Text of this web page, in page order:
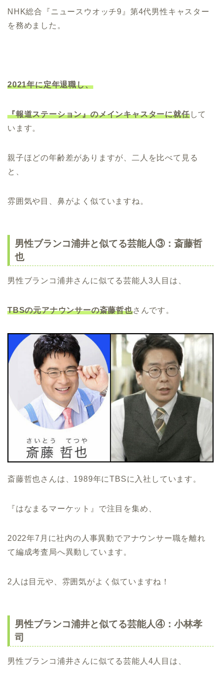
NHK総合『ニュースウオッチ9』第4代男性キャスター
を務めました。
2021年に定年退職し、
『報道ステーション』のメインキャスターに就任して
います。
親子ほどの年齢差がありますが、二人を比べて見る
と、
雰囲気や目、鼻がよく似ていますね。
男性ブランコ浦井と似てる芸能人③：斎藤哲
也
男性ブランコ浦井さんに似てる芸能人3人目は、
TBSの元アナウンサーの斎藤哲也さんです。
斎藤哲也さんは、1989年にTBSに入社しています。
『はなまるマーケット』で注目を集め、
2022年7月に社内の人事異動でアナウンサー職を離れ
て編成考査局へ異動しています。
2人は目元や、雰囲気がよく似ていますね！
男性ブランコ浦井と似てる芸能人④：小林孝
司
男性ブランコ浦井さんに似てる芸能人4人目は、